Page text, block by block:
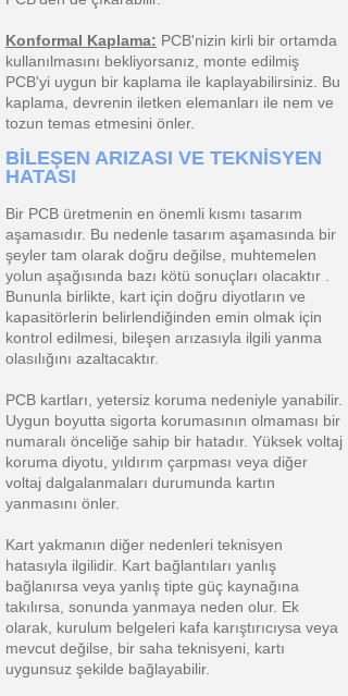
Konformal Kaplama: PCB'nizin kirli bir ortamda
kullanılmasını bekliyorsanız, monte edilmiş
PCB'yi uygun bir kaplama ile kaplayabilirsiniz. Bu
kaplama, devrenin iletken elemanları ile nem ve
tozun temas etmesini önler.
BİLEŞEN ARIZASI VE TEKNİSYEN
HATASI
Bir PCB üretmenin en önemli kısmı tasarım
aşamasıdır. Bu nedenle tasarım aşamasında bir
şeyler tam olarak doğru değilse, muhtemelen
yolun aşağısında bazı kötü sonuçları olacaktır .
Bununla birlikte, kart için doğru diyotların ve
kapasitörlerin belirlendiğinden emin olmak için
kontrol edilmesi, bileşen arızasıyla ilgili yanma
olasılığını azaltacaktır.
PCB kartları, yetersiz koruma nedeniyle yanabilir.
Uygun boyutta sigorta korumasının olmaması bir
numaralı önceliğe sahip bir hatadır. Yüksek voltaj
koruma diyotu, yıldırım çarpması veya diğer
voltaj dalgalanmaları durumunda kartın
yanmasını önler.
Kart yakmanın diğer nedenleri teknisyen
hatasıyla ilgilidir. Kart bağlantıları yanlış
bağlanırsa veya yanlış tipte güç kaynağına
takılırsa, sonunda yanmaya neden olur. Ek
olarak, kurulum belgeleri kafa karıştırıcıysa veya
mevcut değilse, bir saha teknisyeni, kartı
uygunsuz şekilde bağlayabilir.